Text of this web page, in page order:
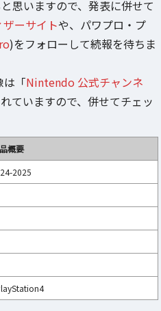
思いますので、発表に併せて
ーサイトや、パワプロ・プ
)をフォローして続報を待ちま
は「Nintendo 公式チャンネ
ていますので、併せてチェッ
概要
2025